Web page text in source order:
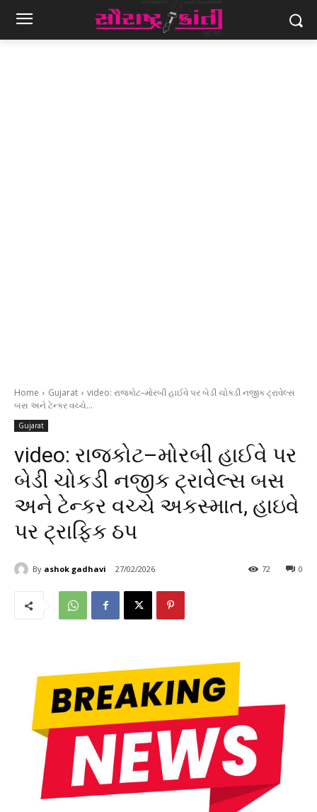
Home Gujarat
video: રાજકોટ–મોરબી હાઈવે પર બેડી ચોકડી નજીક ટ્રાવેલ્સ
બસ અને ટેન્કર વચ્ચે...
Gujarat
video: રાજકોટ–મોરબી હાઈવે પર
બેડી ચોકડી નજીક ટ્રાવેલ્સ બસ
અને ટેન્કર વચ્ચે અકસ્માત, હાઇવે
પર ટ્રાફિક ઠપ
By ashok gadhavi 27/02/2026 0
72